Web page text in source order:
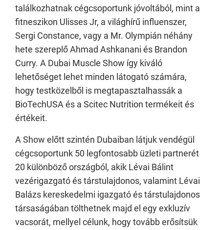
találkozhatnak cégcsoportunk jóvoltából, mint a
fitneszikon Ulisses Jr, a világhírű influenszer,
Sergi Constance, vagy a Mr. Olympián néhány
hete szereplő Ahmad Ashkanani és Brandon
Curry. A Dubai Muscle Show így kiváló
lehetőséget lehet minden látogató számára,
hogy testközelből is megtapasztalhassák a
BioTechUSA és a Scitec Nutrition termékeit és
értékeit.
A Show előtt szintén Dubaiban látjuk vendégül
cégcsoportunk 50 legfontosabb üzleti partnerét
20 különböző országból, akik Lévai Bálint
vezérigazgató és társtulajdonos, valamint Lévai
Balázs kereskedelmi igazgató és társtulajdonos
társaságában tölthetnek majd el egy exkluzív
vacsorát, mellyel célunk, hogy tovább erősítsük